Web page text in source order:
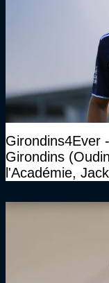
Girondins4Ever
Girondins
l'Académie,